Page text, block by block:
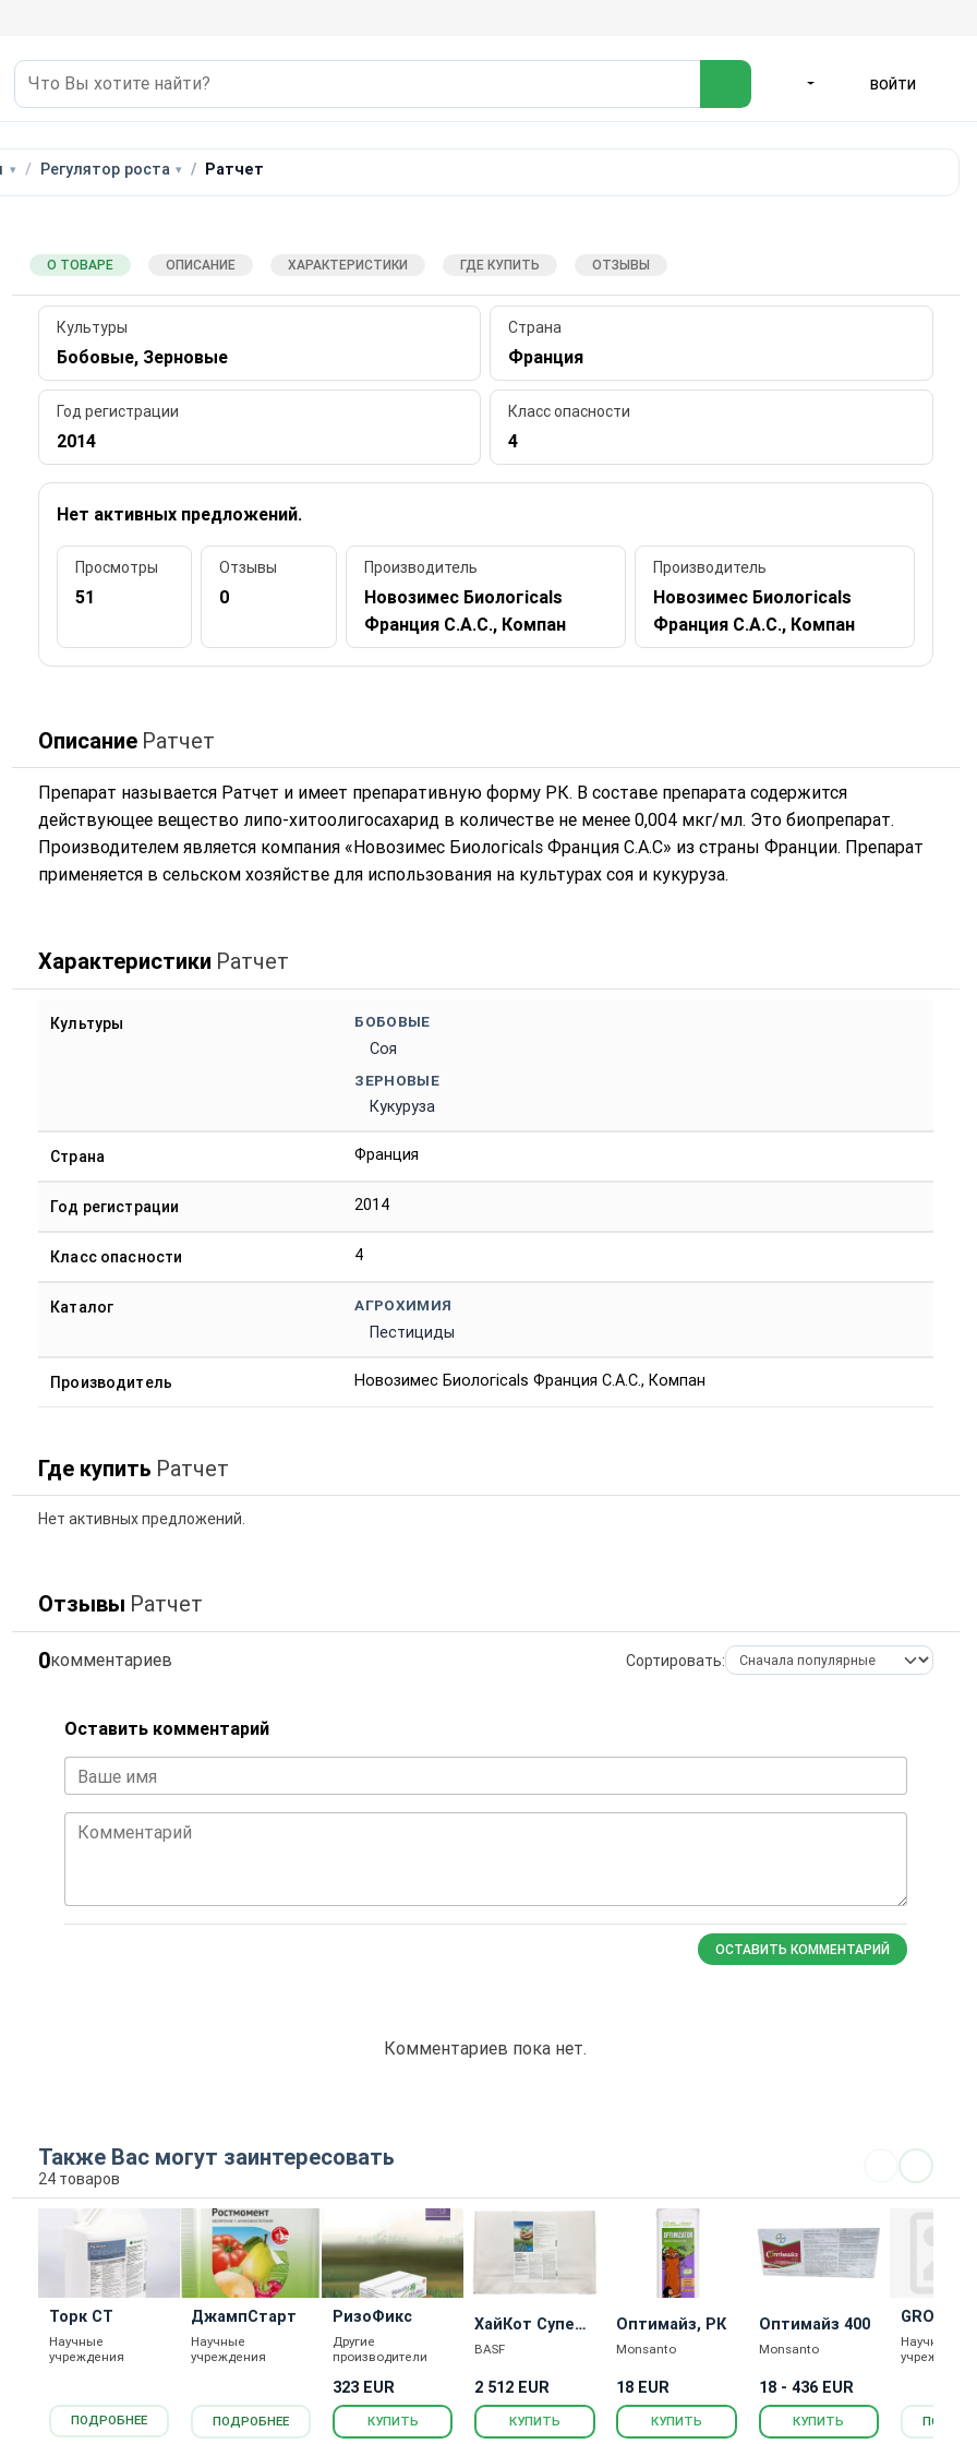
ВОЙТИ
Регулятор роста Ратчет
О ТОВАРЕ ОПИСАНИЕ ХАРАКТЕРИСТИКИ ГДЕ КУПИТЬ ОТЗЫВЫ
Культуры
Бобовые, Зерновые
Страна
Франция
Год регистрации
2014
Класс опасности
4
Нет активных предложений.
Просмотры
51
Отзывы
0
Производитель
Новозимес Биологicals
Франция С.А.С., Компан
Производитель
Новозимес Биологicals
Франция С.А.С., Компан
Описание Ратчет
Препарат называется Ратчет и имеет препаративную форму РК. В составе препарата содержится
действующее вещество липо-хитоолигосахарид в количестве не менее 0,004 мкг/мл. Это биопрепарат.
Производителем является компания «Новозимес Биологicals Франция С.А.С» из страны Франции. Препарат
применяется в сельском хозяйстве для использования на культурах соя и кукуруза.
Характеристики Ратчет
Культуры БОБОВЫЕ
Соя
ЗЕРНОВЫЕ
Кукуруза
Страна Франция
Год регистрации 2014
Класс опасности 4
Каталог АГРОХИМИЯ
Пестициды
Производитель Новозимес Биологicals Франция С.А.С., Компан
Где купить Ратчет
Нет активных предложений.
Отзывы Ратчет
0комментариев Сортировать:
Оставить комментарий
Ваше имя
Комментарий
ОСТАВИТЬ КОММЕНТАРИЙ
Комментариев пока нет.
Также Вас могут заинтересовать
24 товаров
Торк СТ
Научные
учреждения
ПОДРОБНЕЕ
ДжампСтарт
Научные
учреждения
ПОДРОБНЕЕ
РизоФикс
Другие
производители
323 EUR
КУПИТЬ
ХайКот Супер
Соя
BASF
2 512 EUR
КУПИТЬ
Оптимайз, РК
Monsanto
18 EUR
КУПИТЬ
Оптимайз 400
Monsanto
18 - 436 EUR
КУПИТЬ
Научные
учреждения